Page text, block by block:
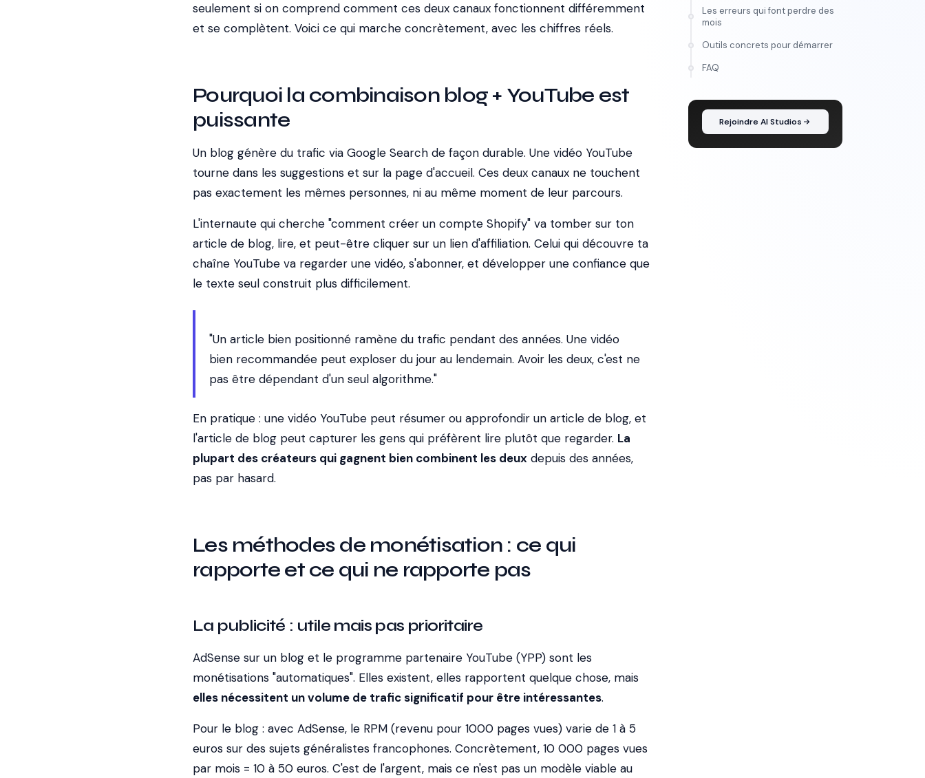
seulement si on comprend comment ces deux canaux fonctionnent différemment
et se complètent. Voici ce qui marche concrètement, avec les chiffres réels.
Pourquoi la combinaison blog + YouTube est
puissante
Un blog génère du trafic via Google Search de façon durable. Une vidéo YouTube
tourne dans les suggestions et sur la page d'accueil. Ces deux canaux ne touchent
pas exactement les mêmes personnes, ni au même moment de leur parcours.
L'internaute qui cherche "comment créer un compte Shopify" va tomber sur ton
article de blog, lire, et peut-être cliquer sur un lien d'affiliation. Celui qui découvre ta
chaîne YouTube va regarder une vidéo, s'abonner, et développer une confiance que
le texte seul construit plus difficilement.
"Un article bien positionné ramène du trafic pendant des années. Une vidéo
bien recommandée peut exploser du jour au lendemain. Avoir les deux, c'est ne
pas être dépendant d'un seul algorithme."
En pratique : une vidéo YouTube peut résumer ou approfondir un article de blog, et
l'article de blog peut capturer les gens qui préfèrent lire plutôt que regarder. La
plupart des créateurs qui gagnent bien combinent les deux depuis des années,
pas par hasard.
Les méthodes de monétisation : ce qui
rapporte et ce qui ne rapporte pas
La publicité : utile mais pas prioritaire
AdSense sur un blog et le programme partenaire YouTube (YPP) sont les
monétisations "automatiques". Elles existent, elles rapportent quelque chose, mais
elles nécessitent un volume de trafic significatif pour être intéressantes.
Pour le blog : avec AdSense, le RPM (revenu pour 1000 pages vues) varie de 1 à 5
euros sur des sujets généralistes francophones. Concrètement, 10 000 pages vues
par mois = 10 à 50 euros. C'est de l'argent, mais ce n'est pas un modèle viable au
Les erreurs qui font perdre des
mois
Outils concrets pour démarrer
FAQ
Rejoindre AI Studios